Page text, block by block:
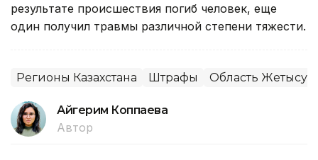
результате происшествия погиб человек, еще
один получил травмы различной степени тяжести.
Регионы Казахстана Штрафы Область Жетысу
Айгерим Коппаева
Автор